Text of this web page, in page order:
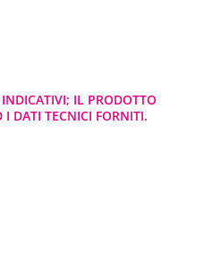
IL PRODOTTO
I DATI TECNICI FORNITI.